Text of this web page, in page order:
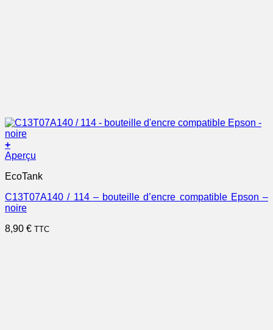
+
Aperçu
EcoTank
C13T07A140 / 114 – bouteille d’encre compatible Epson –
noire
8,90 € TTC